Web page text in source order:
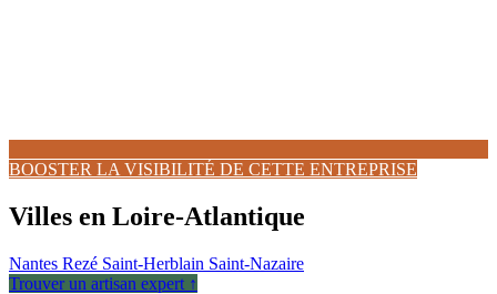
BOOSTER LA VISIBILITÉ DE CETTE ENTREPRISE
Villes en Loire-Atlantique
Nantes Rezé Saint-Herblain Saint-Nazaire
Trouver un artisan expert ↑